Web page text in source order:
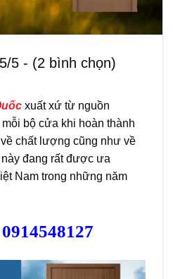
5/5 - (2 bình chọn)
xuất xứ từ nguồn
bộ cửa khi hoàn thành
chất lượng cũng như về
đang rất được ưa
Nam trong những năm
0914548127